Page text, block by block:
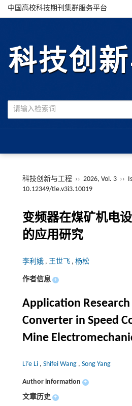
中国高校科技期刊集群服务平台
科技创新与工程 ›› 2026, Vol. 3 ››
10.12349/tie.v3i3.10019
变频器在煤矿机电
的应用研究
李利娥 , 王世飞 , 杨松
作者信息 +
Application
Converter in Speed
Mine
Li’e Li , Shifei Wang , Song Yang
Author information +
文章历史 +